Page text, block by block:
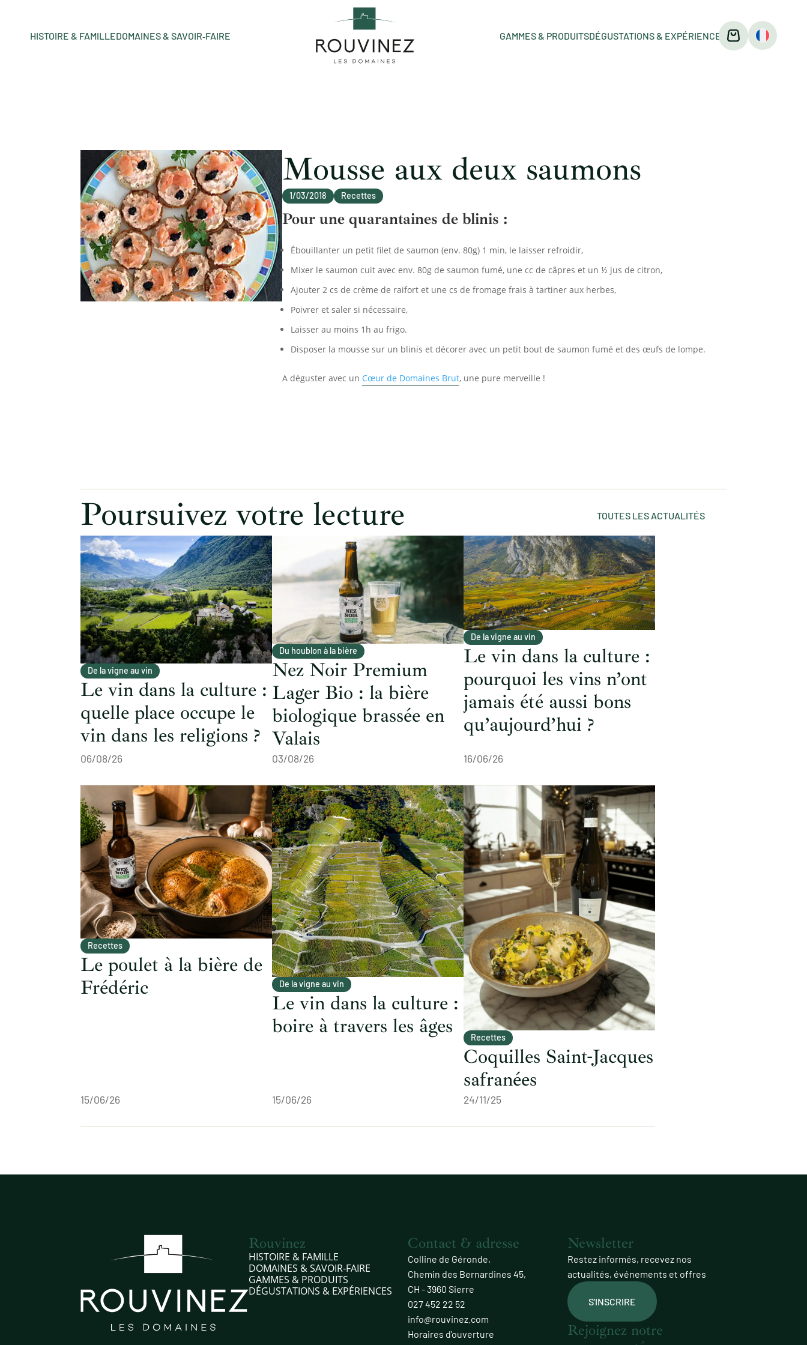
HISTOIRE & FAMILLEDOMAINES & SAVOIR‑FAIRE GAMMES & PRODUITSDÉGUSTATIONS & EXPÉRIENCES
Mousse aux deux saumons
1/03/2018 Recettes
Pour une quarantaines de blinis :
Ébouillanter un petit filet de saumon (env. 80g) 1 min, le laisser refroidir,
Mixer le saumon cuit avec env. 80g de saumon fumé, une cc de câpres et un ½ jus de citron,
Ajouter 2 cs de crème de raifort et une cs de fromage frais à tartiner aux herbes,
Poivrer et saler si nécessaire,
Laisser au moins 1h au frigo.
Disposer la mousse sur un blinis et décorer avec un petit bout de saumon fumé et des œufs de lompe.
A déguster avec un Cœur de Domaines Brut, une pure merveille !
Poursuivez votre lecture TOUTES LES ACTUALITÉS
De la vigne au vin
Le vin dans la culture :
quelle place occupe le
vin dans les religions ?
06/08/26
Du houblon à la bière
Nez Noir Premium
Lager Bio : la bière
biologique brassée en
Valais
03/08/26
De la vigne au vin
Le vin dans la culture :
pourquoi les vins n’ont
jamais été aussi bons
qu’aujourd’hui ?
16/06/26
Recettes
Le poulet à la bière de
Frédéric
15/06/26
De la vigne au vin
Le vin dans la culture :
boire à travers les âges
15/06/26
Recettes
Coquilles Saint-Jacques
safranées
24/11/25
Rouvinez
HISTOIRE & FAMILLE
DOMAINES & SAVOIR‑FAIRE
GAMMES & PRODUITS
DÉGUSTATIONS & EXPÉRIENCES
Contact & adresse
Colline de Géronde,
Chemin des Bernardines 45,
CH - 3960 Sierre
027 452 22 52
info@rouvinez.com
Horaires d'ouverture
Newsletter
Restez informés, recevez nos
actualités, événements et offres
S'INSCRIRE
Rejoignez notre